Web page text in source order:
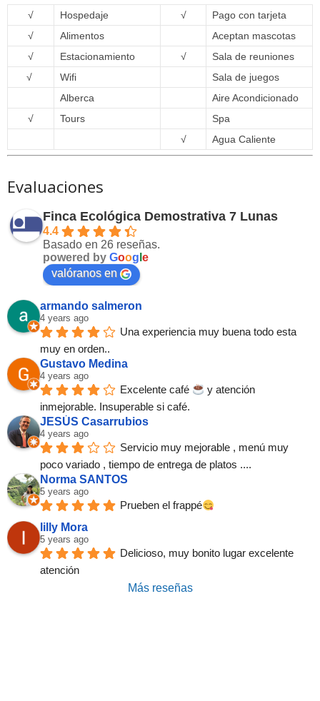
√ Hospedaje √
Pago con tarjeta
√
Alimentos
Aceptan mascotas
√
Estacionamiento √
Sala de reuniones
√
Wifi
Sala de juegos
Alberca
Aire Acondicionado
√
Tours
Spa
√
Agua Caliente
Evaluaciones
Finca Ecológica Demostrativa 7 Lunas
4.4
Basado en 26 reseñas.
powered by Goog e
valóranos en
armando salmeron
4 years ago
Una experiencia muy buena todo esta
muy en orden..
Gustavo Medina
4 years ago
Excelente café
y atención
inmejorable. Insuperable si café.
JESÚS Casarrubios
4 years ago
Servicio muy mejorable , menú muy
poco variado , tiempo de entrega de platos ....
Norma SANTOS
5 years ago
Prueben el frappé
lilly Mora
5 years ago
Delicioso, muy bonito lugar excelente
atención
Más reseñas